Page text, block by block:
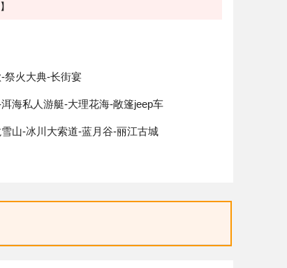
祭火大典-长街宴
海私人游艇-大理花海-敞篷jeep车
山-冰川大索道-蓝月谷-丽江古城